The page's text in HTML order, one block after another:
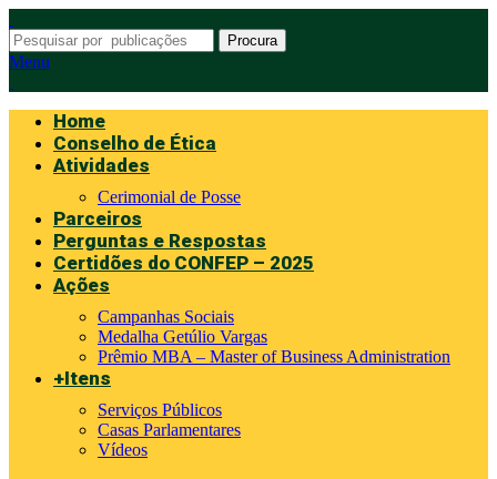
Procura
Menu
Home
Conselho de Ética
Atividades
Cerimonial de Posse
Parceiros
Perguntas e Respostas
Certidões do CONFEP – 2025
Ações
Campanhas Sociais
Medalha Getúlio Vargas
Prêmio MBA – Master of Business Administration
+Itens
Serviços Públicos
Casas Parlamentares
Vídeos